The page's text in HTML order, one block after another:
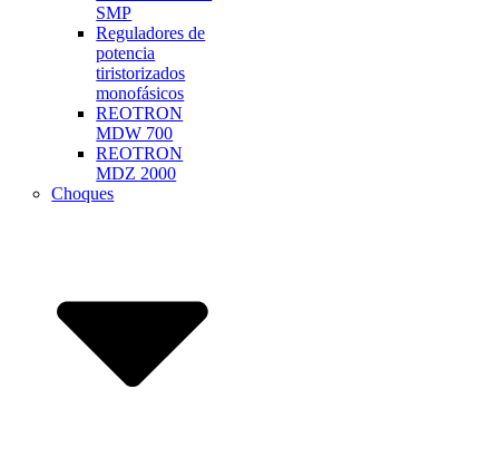
SMP
Reguladores de
potencia
tiristorizados
monofásicos
REOTRON
MDW 700
REOTRON
MDZ 2000
Choques